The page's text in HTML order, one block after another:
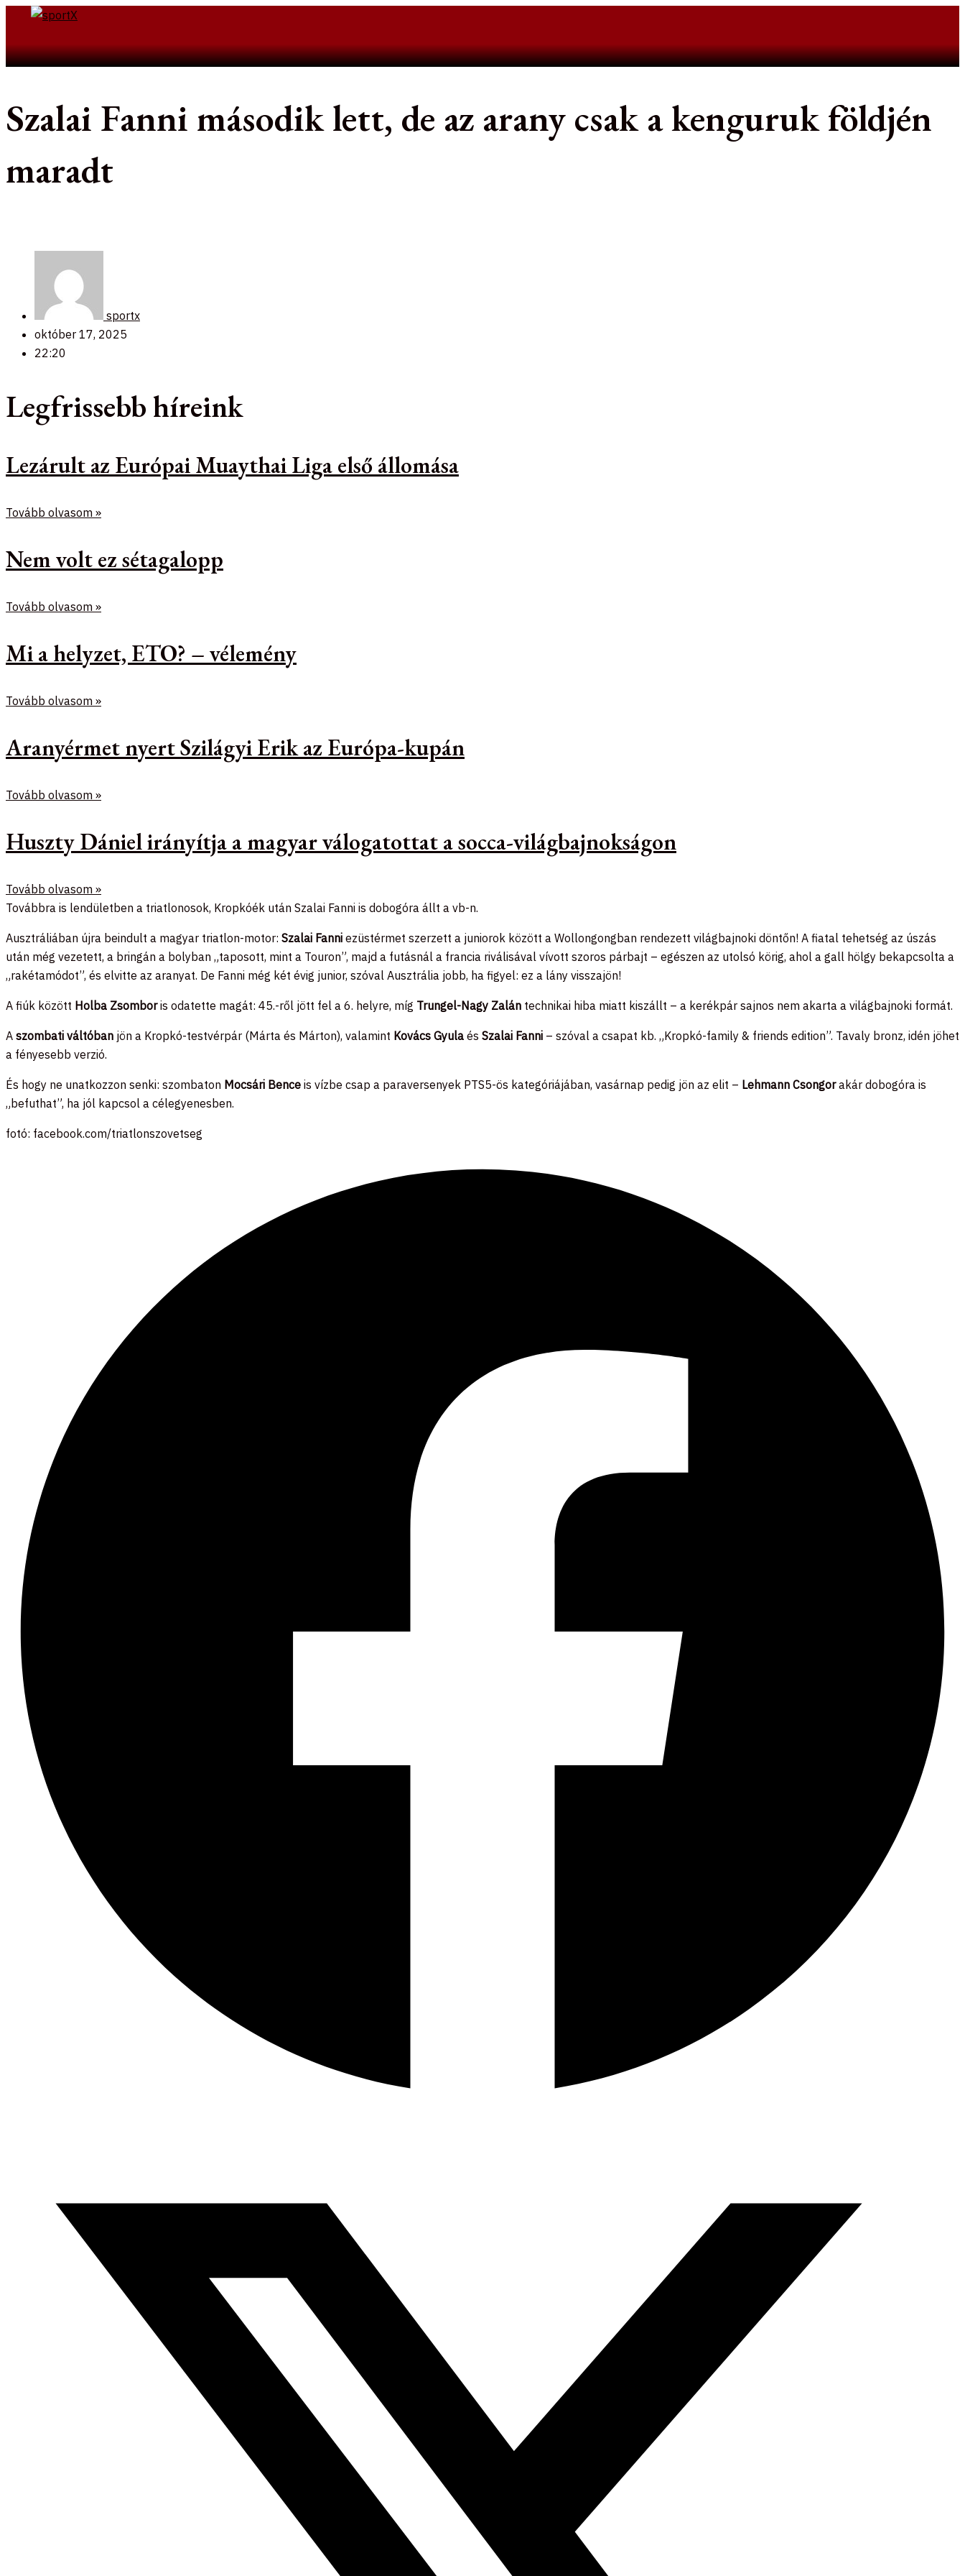
Skip
contentSearch
Szalai Fanni második lett, de az arany csak a kenguruk földjén
maradt
sportx
október 17, 2025
22:20
Legfrissebb híreink
Lezárult az Európai Muaythai Liga első állomása
Tovább olvasom »
Nem volt ez sétagalopp
Tovább olvasom »
Mi a helyzet, ETO? – vélemény
Tovább olvasom »
Aranyérmet nyert Szilágyi Erik az Európa-kupán
Tovább olvasom »
Huszty Dániel irányítja a magyar válogatottat a socca-világbajnokságon
Tovább olvasom »
Továbbra is lendületben a triatlonosok, Kropkóék után Szalai Fanni is dobogóra állt a vb-n.
Ausztráliában újra beindult a magyar triatlon-motor: Szalai Fanni ezüstérmet szerzett a juniorok között a Wollongongban rendezett világbajnoki döntőn! A fiatal tehetség az úszás
után még vezetett, a bringán a bolyban „taposott, mint a Touron”, majd a futásnál a francia riválisával vívott szoros párbajt – egészen az utolsó körig, ahol a gall hölgy bekapcsolta a
„rakétamódot”, és elvitte az aranyat. De Fanni még két évig junior, szóval Ausztrália jobb, ha figyel: ez a lány visszajön!
A fiúk között Holba Zsomboris odatette magát: 45.-ről jött fel a 6. helyre, míg Trungel-Nagy Zalán technikai hiba miatt kiszállt – a kerékpár sajnos nem akarta a világbajnoki formát.
A szombati váltóban jön a Kropkó-testvérpár (Márta és Márton), valamint Kovács Gyula és Szalai Fanni – szóval a csapat kb. „Kropkó-family & friends edition”. Tavaly bronz, idén jöhet
a fényesebb verzió.
És hogy ne unatkozzon senki: szombaton Mocsári Bence is vízbe csap a paraversenyek PTS5-ös kategóriájában, vasárnap pedig jön az elit – Lehmann Csongorakár dobogóra is
„befuthat”, ha jól kapcsol a célegyenesben.
fotó: facebook.com/triatlonszovetseg